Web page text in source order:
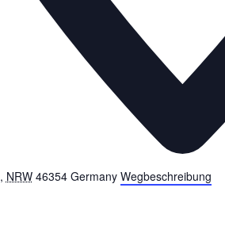
, NRW 46354 Germany Wegbeschreibung